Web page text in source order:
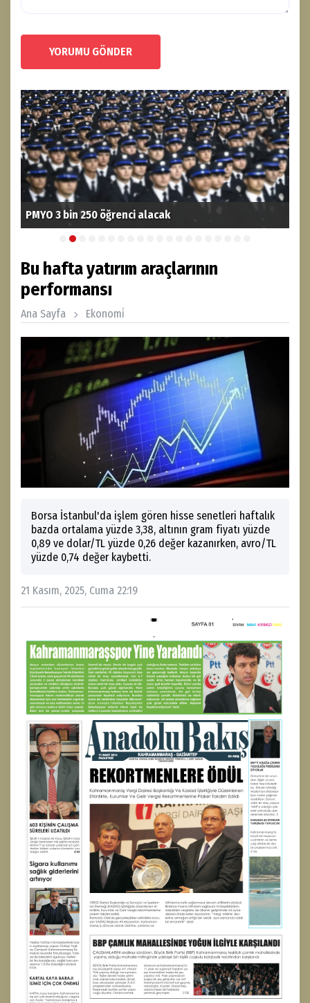
YORUMU GÖNDER
PMYO 3 bin 250 öğrenci alacak
Bu hafta yatırım araçlarının
performansı
Ana Sayfa Ekonomi̇
Borsa İstanbul'da işlem gören hisse senetleri haftalık
bazda ortalama yüzde 3,38, altının gram fiyatı yüzde
0,89 ve dolar/TL yüzde 0,26 değer kazanırken, avro/TL
yüzde 0,74 değer kaybetti.
21 Kasım, 2025, Cuma 22:19